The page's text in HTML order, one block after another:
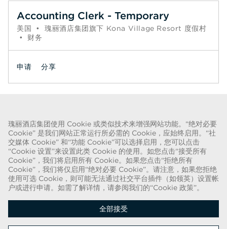
瑰丽酒店集团使用 Cookie 或类似技术来增强网站功能。“绝对必要
Cookie” 是我们网站正常运行所必需的 Cookie，应始终启用。“社
交媒体 Cookie” 和“功能 Cookie”可以选择启用，您可以点击
“Cookie 设置”来设置此类 Cookie 的使用。如您点击“接受所有
Cookie”，我们将启用所有 Cookie。如果您点击“拒绝所有
Cookie”，我们将仅启用“绝对必要 Cookie”。请注意，如果您拒绝
使用可选 Cookie，则可能无法通过社交平台插件（如领英）设置帐
户或进行申请。如需了解详情，请参阅我们的“Cookie 政策”。
全部接受
Accounting Clerk - Temporary
美国 •
瑰丽酒店集团旗下 Kona Village Resort 度假村
•
财务
申请 分享
关于欺诈的警告
我们已得知近期出现一种欺诈手段，有人假扮成招聘人员，谎称可提供瑰丽酒
店集团的聘用合同。这些人使用名称中带有“瑰丽”字样的网络电子邮件帐户实
施此类招揽行动。被欺诈的目标被要求提供个人身份证明的复印件并汇款，以
完成聘用流程。这些招聘属于欺诈行为。瑰丽酒店集团不会要求求职者提供任
何形式的付款。
版权所有 © 2026